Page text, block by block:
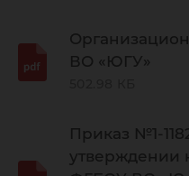
ВО «ЮГУ»
Приказ №1-
утверждении